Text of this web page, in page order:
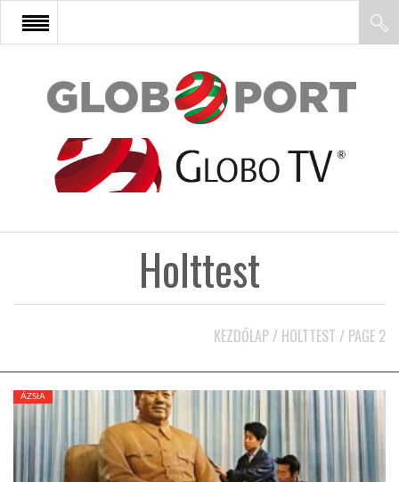
FŐOLDAL
AFRIKA
KÖZEL-KELET
Holttest
KEZDŐLAP / HOLTTEST / PAGE 2
ÁZSIA